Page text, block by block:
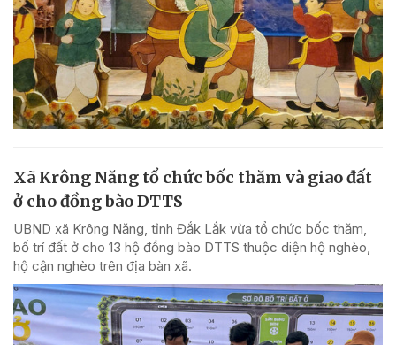
Xã Krông Năng tổ chức bốc thăm và giao đất
ở cho đồng bào DTTS
UBND xã Krông Năng, tỉnh Đắk Lắk vừa tổ chức bốc thăm,
bố trí đất ở cho 13 hộ đồng bào DTTS thuộc diện hộ nghèo,
hộ cận nghèo trên địa bàn xã.